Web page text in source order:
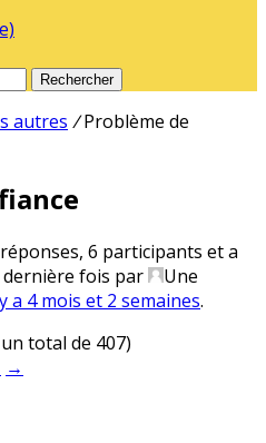
Rechercher
autres / Problème de
6 participants et a
fois par
Une
a 4 mois et 2 semaines.
total de 407)
→